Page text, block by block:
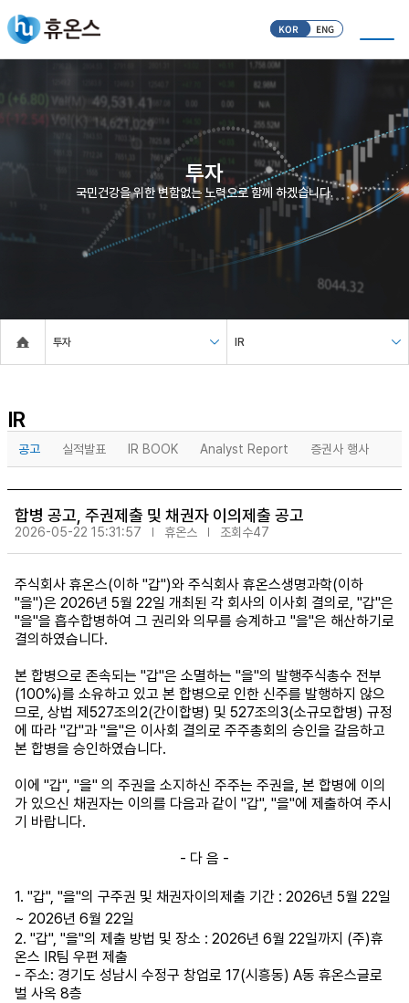
KOR ENG
투자
국민건강을 위한 변함없는 노력으로 함께 하겠습니다.
투자 IR
IR
공고 실적발표 IR BOOK Analyst Report 증권사 행사
합병 공고, 주권제출 및 채권자 이의제출 공고
2026-05-22 15:31:57 휴온스 조회수47
주식회사 휴온스(이하 "갑")와 주식회사 휴온스생명과학(이하
"을")은 2026년 5월 22일 개최된 각 회사의 이사회 결의로, "갑"은
"을"을 흡수합병하여 그 권리와 의무를 승계하고 "을"은 해산하기로
결의하였습니다.
본 합병으로 존속되는 "갑"은 소멸하는 "을"의 발행주식총수 전부
(100%)를 소유하고 있고 본 합병으로 인한 신주를 발행하지 않으
므로, 상법 제527조의2(간이합병) 및 527조의3(소규모합병) 규정
에 따라 "갑"과 "을"은 이사회 결의로 주주총회의 승인을 갈음하고
본 합병을 승인하였습니다.
이에 "갑", "을" 의 주권을 소지하신 주주는 주권을, 본 합병에 이의
가 있으신 채권자는 이의를 다음과 같이 "갑", "을"에 제출하여 주시
기 바랍니다.
- 다 음 -
1. "갑", "을"의 구주권 및 채권자이의제출 기간 : 2026년 5월 22일
~ 2026년 6월 22일
2. "갑", "을"의 제출 방법 및 장소 : 2026년 6월 22일까지 (주)휴
온스 IR팀 우편 제출
- 주소: 경기도 성남시 수정구 창업로 17(시흥동) A동 휴온스글로
벌 사옥 8층